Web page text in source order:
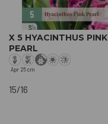
X 5 HYACINTHUS PINK
PEARL
Apr 25 cm
15/16